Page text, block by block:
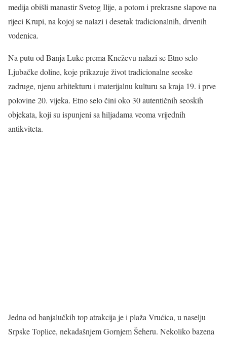
medija obišli manastir Svetog Ilije, a potom i prekrasne slapove na
rijeci Krupi, na kojoj se nalazi i desetak tradicionalnih, drvenih
vodenica.
Na putu od Banja Luke prema Kneževu nalazi se Etno selo
Ljubačke doline, koje prikazuje život tradicionalne seoske
zadruge, njenu arhitekturu i materijalnu kulturu sa kraja 19. i prve
polovine 20. vijeka. Etno selo čini oko 30 autentičnih seoskih
objekata, koji su ispunjeni sa hiljadama veoma vrijednih
antikviteta.
Jedna od banjalučkih top atrakcija je i plaža Vrućica, u naselju
Srpske Toplice, nekadašnjem Gornjem Šeheru. Nekoliko bazena